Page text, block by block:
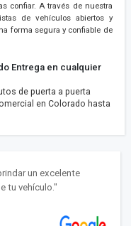
confiar. A través de nuestra
de vehículos abiertos y
forma segura y confiable de
Entrega en cualquier
de puerta a puerta
en Colorado hasta
un excelente
tu vehículo."